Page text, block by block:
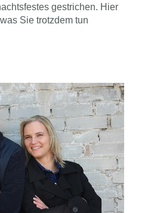
gestrichen. Hier
Sie trotzdem tun